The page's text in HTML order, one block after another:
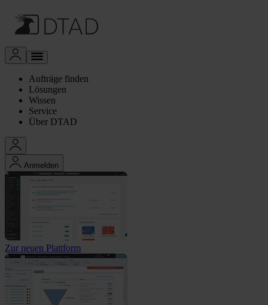
Aufträge finden
Lösungen
Wissen
Service
Über DTAD
Anmelden
Zur neuen Plattform